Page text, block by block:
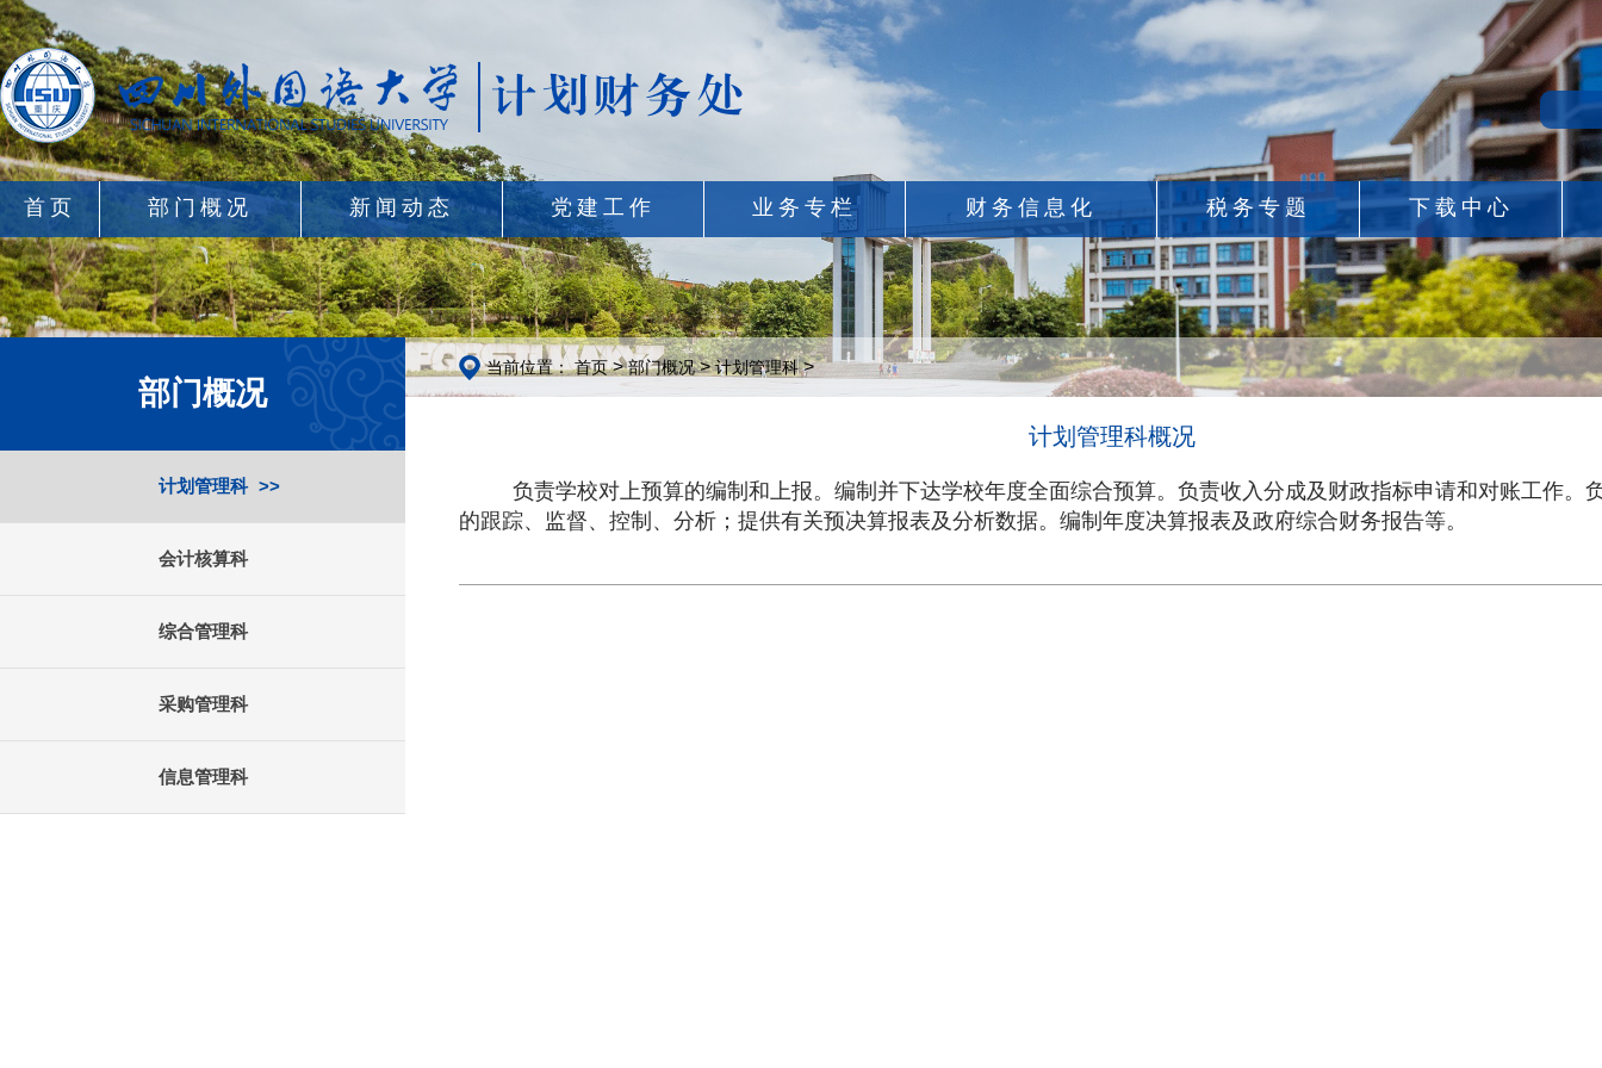
首页 部门概况 新闻动态 党建工作 业务专栏 财务信息化 税务专题 下载中心
部门概况
计划管理科
会计核算科
综合管理科
采购管理科
信息管理科
当前位置： 首页>部门概况>计划管理科>
计划管理科概况
负责学校对上预算的编制和上报。编制并下达学校年度全面综合预算。负责收入分成及财政指标申请和对账工作。
的跟踪、监督、控制、分析；提供有关预决算报表及分析数据。编制年度决算报表及政府综合财务报告等。